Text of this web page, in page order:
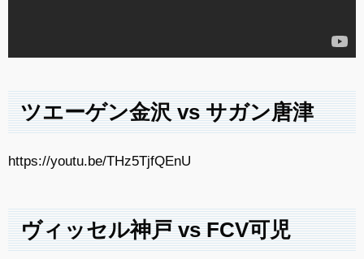
ツエーゲン金沢 vs サガン唐津
https://youtu.be/THz5TjfQEnU
ヴィッセル神戸 vs FCV可児